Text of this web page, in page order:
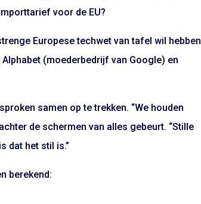
voor de EU?
Europese techwet van tafel wil hebben
(moederbedrijf van Google) en
samen op te trekken. “We houden
de schermen van alles gebeurt. “Stille
dat het stil is.”
berekend: